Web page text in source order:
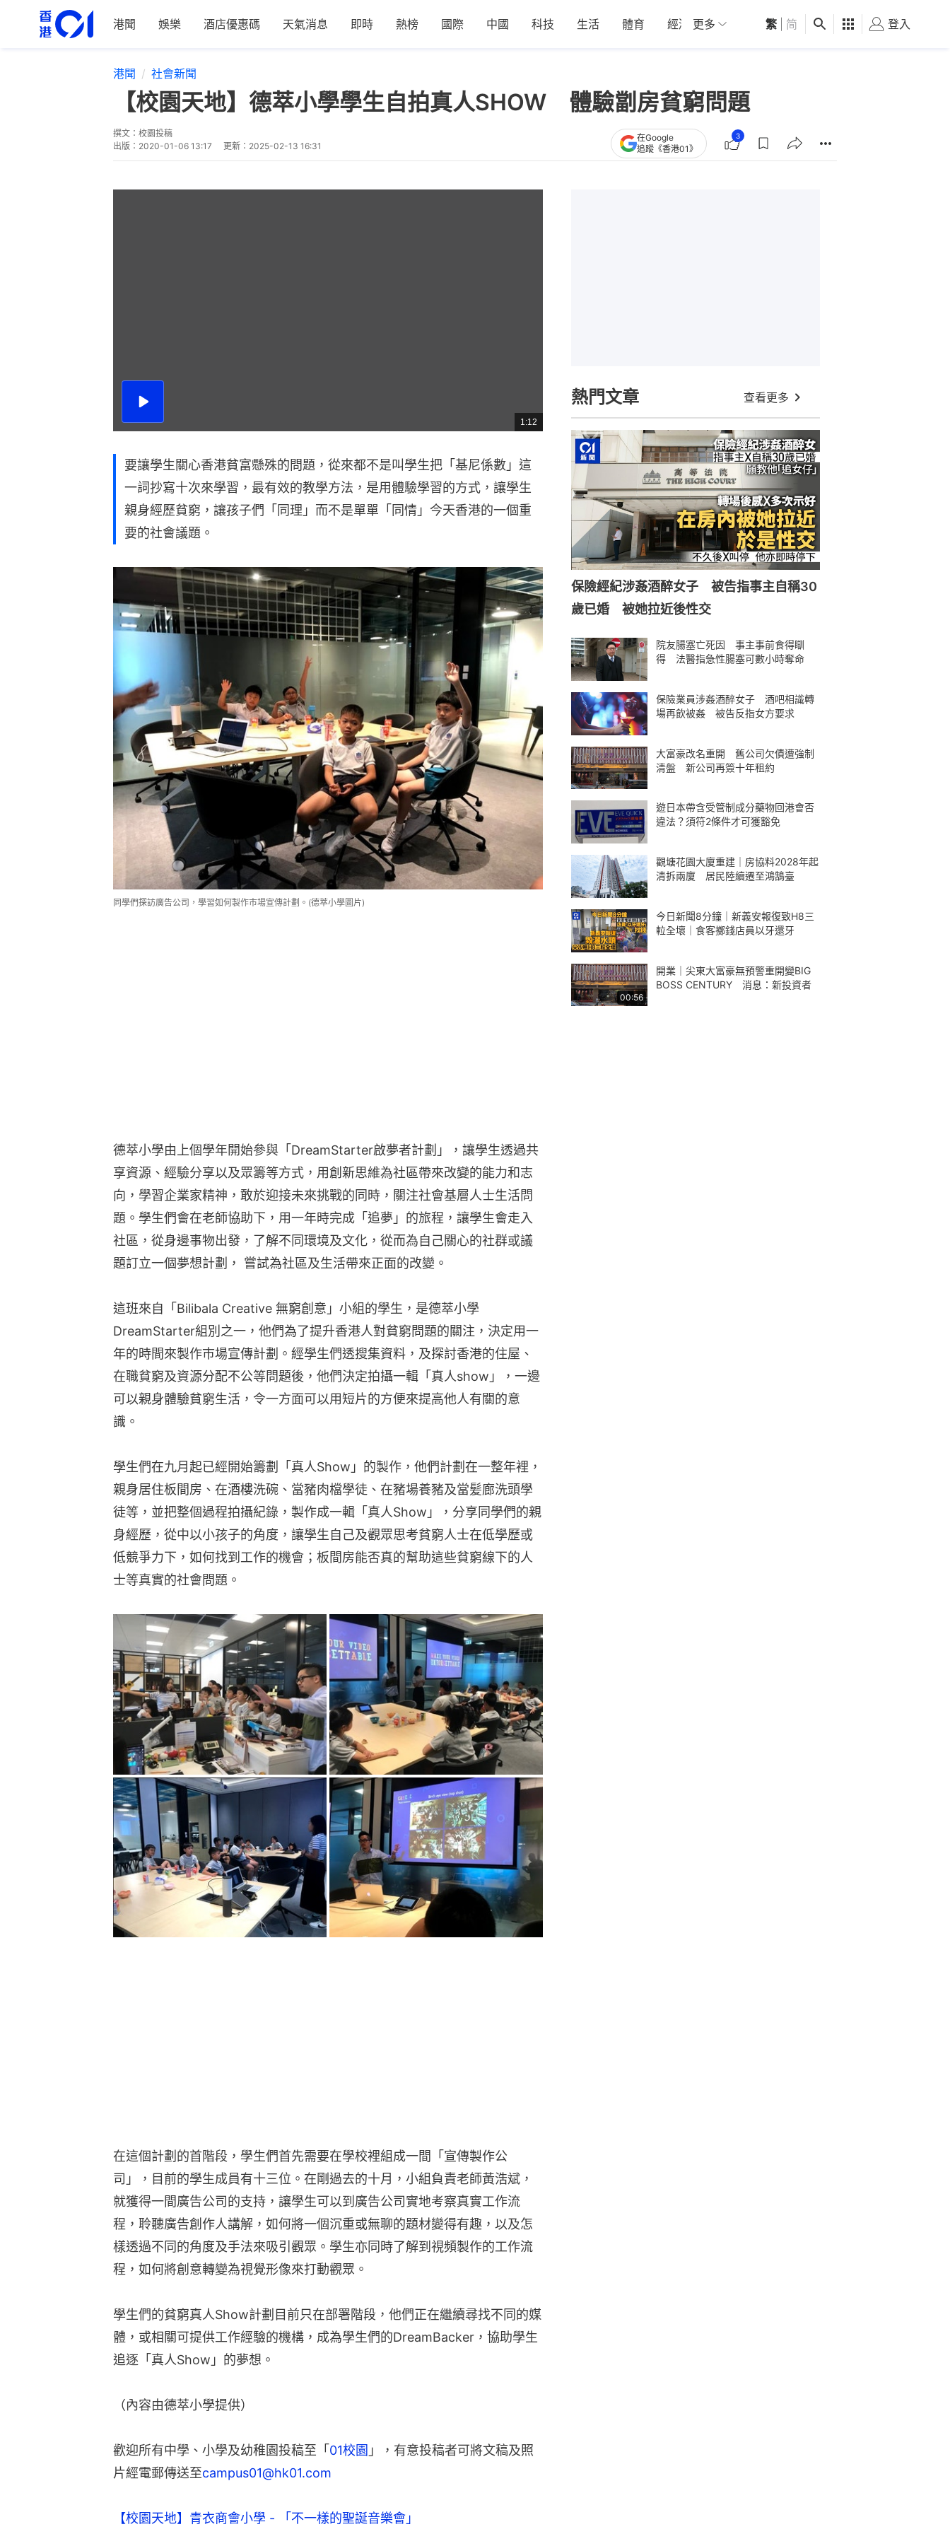
港聞 娛樂 酒店優惠碼 天氣消息 即時 熱榜 國際 中國 科技 生活 體育 經濟 01深圳 觀點 健康 好食玩飛
更多 繁 简 登入
港聞 社會新聞
【校園天地】德萃小學學生自拍真人SHOW 體驗劏房貧窮問題
撰文： 校園投稿
出版： 2020-01-06 13:17 更新： 2025-02-13 16:31
在Google
追蹤《香港01》
3
播
總
共
1:12
要讓學生關心香港貧富懸殊的問題，從來都不是叫學生把「基尼係數」這
一詞抄寫十次來學習，最有效的教學方法，是用體驗學習的方式，讓學生
親身經歷貧窮，讓孩子們「同理」而不是單單「同情」今天香港的一個重
要的社會議題。
同學們探訪廣告公司，學習如何製作巿場宣傳計劃。(德萃小學圖片)
德萃小學由上個學年開始參與「DreamStarter啟夢者計劃」，讓學生透過共
享資源、經驗分享以及眾籌等方式，用創新思維為社區帶來改變的能力和志
向，學習企業家精神，敢於迎接未來挑戰的同時，關注社會基層人士生活問
題。學生們會在老師協助下，用一年時完成「追夢」的旅程，讓學生會走入
社區，從身邊事物出發，了解不同環境及文化，從而為自己關心的社群或議
題訂立一個夢想計劃， 嘗試為社區及生活帶來正面的改變。
這班來自「Bilibala Creative 無窮創意」小組的學生，是德萃小學
DreamStarter組別之一，他們為了提升香港人對貧窮問題的關注，決定用一
年的時間來製作巿場宣傳計劃。經學生們透搜集資料，及探討香港的住屋、
在職貧窮及資源分配不公等問題後，他們決定拍攝一輯「真人show」，一邊
可以親身體驗貧窮生活，令一方面可以用短片的方便來提高他人有關的意
識。
學生們在九月起已經開始籌劃「真人Show」的製作，他們計劃在一整年裡，
親身居住板間房、在酒樓洗碗、當豬肉檔學徒、在豬場養豬及當髪廊洗頭學
徒等，並把整個過程拍攝紀錄，製作成一輯「真人Show」，分享同學們的親
身經歷，從中以小孩子的角度，讓學生自己及觀眾思考貧窮人士在低學歷或
低競爭力下，如何找到工作的機會；板間房能否真的幫助這些貧窮線下的人
士等真實的社會問題。
在這個計劃的首階段，學生們首先需要在學校裡組成一間「宣傳製作公
司」，目前的學生成員有十三位。在剛過去的十月，小組負責老師黃浩斌，
就獲得一間廣告公司的支持，讓學生可以到廣告公司實地考察真實工作流
程，聆聽廣告創作人講解，如何將一個沉重或無聊的題材變得有趣，以及怎
樣透過不同的角度及手法來吸引觀眾。學生亦同時了解到視頻製作的工作流
程，如何將創意轉變為視覺形像來打動觀眾。
學生們的貧窮真人Show計劃目前只在部署階段，他們正在繼續尋找不同的媒
體，或相關可提供工作經驗的機構，成為學生們的DreamBacker，協助學生
追逐「真人Show」的夢想。
（內容由德萃小學提供）
歡迎所有中學、小學及幼稚園投稿至「 01校園 」，有意投稿者可將文稿及照
片經電郵傳送至campus01@hk01.com
【校園天地】青衣商會小學 - 「不一樣的聖誕音樂會」
熱門文章 查看更多
保險經紀涉姦酒醉女子 被告指事主自稱30
歲已婚 被她拉近後性交
院友腸塞亡死因 事主事前食得瞓
得 法醫指急性腸塞可數小時奪命
保險業員涉姦酒醉女子 酒吧相識轉
場再飲被姦 被告反指女方要求
大富豪改名重開 舊公司欠債遭強制
清盤 新公司再簽十年租約
遊日本帶含受管制成分藥物回港會否
違法？須符2條件才可獲豁免
觀塘花園大廈重建｜房協料2028年起
清拆兩廈 居民陸續遷至鴻鵠臺
今日新聞8分鐘｜新義安報復致H8三
𨋢全壞｜食客擲錢店員以牙還牙
00:56
開業｜尖東大富豪無預警重開變BIG
BOSS CENTURY 消息：新投資者